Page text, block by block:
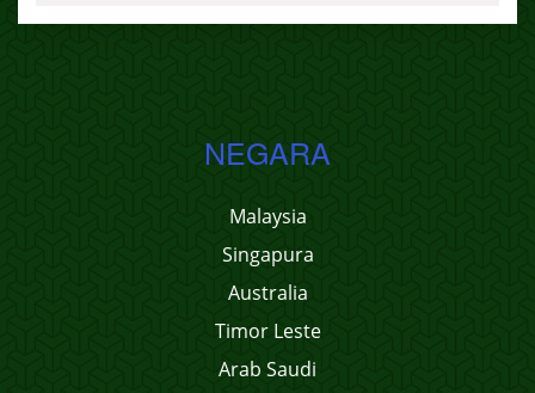
NEGARA
Malaysia
Singapura
Australia
Timor Leste
Arab Saudi